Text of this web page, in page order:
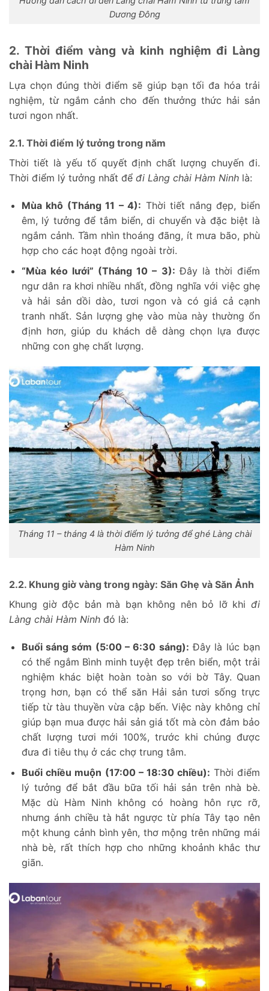
Dương Đông
2. Thời điểm vàng và kinh nghiệm đi Làng
chài Hàm Ninh
Lựa chọn đúng thời điểm sẽ giúp bạn tối đa hóa trải
nghiệm, từ ngắm cảnh cho đến thưởng thức hải sản
tươi ngon nhất.
2.1. Thời điểm lý tưởng trong năm
Thời tiết là yếu tố quyết định chất lượng chuyến đi.
Thời điểm lý tưởng nhất để đi Làng chài Hàm Ninh là:
Mùa khô (Tháng 11 – 4): Thời tiết nắng đẹp, biển
êm, lý tưởng để tắm biển, di chuyển và đặc biệt là
ngắm cảnh. Tầm nhìn thoáng đãng, ít mưa bão, phù
hợp cho các hoạt động ngoài trời.
“Mùa kéo lưới” (Tháng 10 – 3):Đây là thời điểm
ngư dân ra khơi nhiều nhất, đồng nghĩa với việc ghẹ
và hải sản dồi dào, tươi ngon và có giá cả cạnh
tranh nhất. Sản lượng ghẹ vào mùa này thường ổn
định hơn, giúp du khách dễ dàng chọn lựa được
những con ghẹ chất lượng.
Tháng 11 – tháng 4 là thời điểm lý tưởng để ghé Làng chài
Hàm Ninh
2.2. Khung giờ vàng trong ngày: Săn Ghẹ và Săn Ảnh
Khung giờ độc bản mà bạn không nên bỏ lỡ khi đi
Làng chài Hàm Ninh đó là:
Buổi sáng sớm (5:00 – 6:30 sáng): Đây là lúc bạn
có thể ngắm Bình minh tuyệt đẹp trên biển, một trải
nghiệm khác biệt hoàn toàn so với bờ Tây. Quan
trọng hơn, bạn có thể săn Hải sản tươi sống trực
tiếp từ tàu thuyền vừa cập bến. Việc này không chỉ
giúp bạn mua được hải sản giá tốt mà còn đảm bảo
chất lượng tươi mới 100%, trước khi chúng được
đưa đi tiêu thụ ở các chợ trung tâm.
Buổi chiều muộn (17:00 – 18:30 chiều): Thời điểm
lý tưởng để bắt đầu bữa tối hải sản trên nhà bè.
Mặc dù Hàm Ninh không có hoàng hôn rực rỡ,
nhưng ánh chiều tà hắt ngược từ phía Tây tạo nên
một khung cảnh bình yên, thơ mộng trên những mái
nhà bè, rất thích hợp cho những khoảnh khắc thư
giãn.